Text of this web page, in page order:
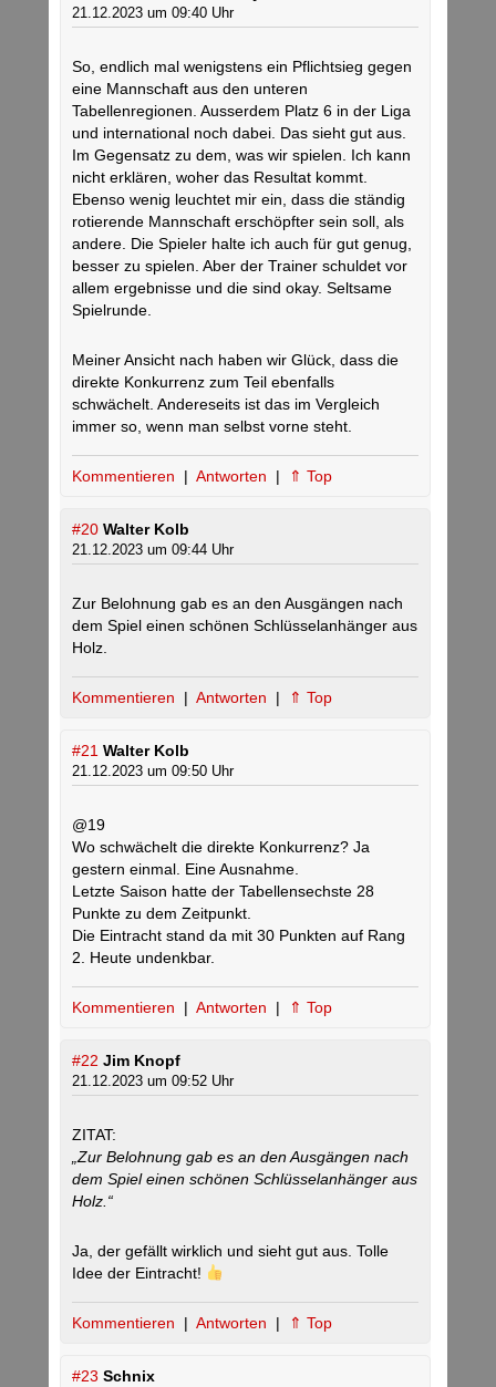
21.12.2023 um 09:40 Uhr
So, endlich mal wenigstens ein Pflichtsieg gegen
eine Mannschaft aus den unteren
Tabellenregionen. Ausserdem Platz 6 in der Liga
und international noch dabei. Das sieht gut aus.
Im Gegensatz zu dem, was wir spielen. Ich kann
nicht erklären, woher das Resultat kommt.
Ebenso wenig leuchtet mir ein, dass die ständig
rotierende Mannschaft erschöpfter sein soll, als
andere. Die Spieler halte ich auch für gut genug,
besser zu spielen. Aber der Trainer schuldet vor
allem ergebnisse und die sind okay. Seltsame
Spielrunde.
Meiner Ansicht nach haben wir Glück, dass die
direkte Konkurrenz zum Teil ebenfalls
schwächelt. Andereseits ist das im Vergleich
immer so, wenn man selbst vorne steht.
Kommentieren | Antworten | ⇑ Top
#20 Walter Kolb
21.12.2023 um 09:44 Uhr
Zur Belohnung gab es an den Ausgängen nach
dem Spiel einen schönen Schlüsselanhänger aus
Holz.
Kommentieren | Antworten | ⇑ Top
#21 Walter Kolb
21.12.2023 um 09:50 Uhr
@19
Wo schwächelt die direkte Konkurrenz? Ja
gestern einmal. Eine Ausnahme.
Letzte Saison hatte der Tabellensechste 28
Punkte zu dem Zeitpunkt.
Die Eintracht stand da mit 30 Punkten auf Rang
2. Heute undenkbar.
Kommentieren | Antworten | ⇑ Top
#22 Jim Knopf
21.12.2023 um 09:52 Uhr
ZITAT:
„Zur Belohnung gab es an den Ausgängen nach
dem Spiel einen schönen Schlüsselanhänger aus
Holz.“
Ja, der gefällt wirklich und sieht gut aus. Tolle
Idee der Eintracht!
Kommentieren | Antworten | ⇑ Top
#23 Schnix